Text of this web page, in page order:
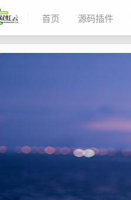
首页 源码插件